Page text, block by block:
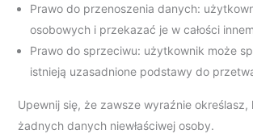
Prawo do przenoszenia danych:
osobowych i przekazać je w całości
Prawo do sprzeciwu: użytkownik może
istnieją uzasadnione podstawy do
Upewnij się, że zawsze wyraźnie
żadnych danych niewłaściwej osoby.